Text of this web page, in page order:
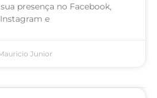
presença no Facebook,
Instagram e
Junior